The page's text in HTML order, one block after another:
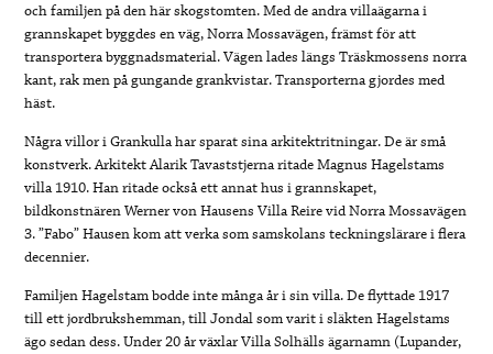
och familjen på den här skogstomten. Med de andra villaägarna i
grannskapet byggdes en väg, Norra Mossavägen, främst för att
transportera byggnadsmaterial. Vägen lades längs Träskmossens norra
kant, rak men på gungande grankvistar. Transporterna gjordes med
häst.
Några villor i Grankulla har sparat sina arkitektritningar. De är små
konstverk. Arkitekt Alarik Tavaststjerna ritade Magnus Hagelstams
villa 1910. Han ritade också ett annat hus i grannskapet,
bildkonstnären Werner von Hausens Villa Reire vid Norra Mossavägen
3. ”Fabo” Hausen kom att verka som samskolans teckningslärare i flera
decennier.
Familjen Hagelstam bodde inte många år i sin villa. De flyttade 1917
till ett jordbrukshemman, till Jondal som varit i släkten Hagelstams
ägo sedan dess. Under 20 år växlar Villa Solhälls ägarnamn (Lupander,